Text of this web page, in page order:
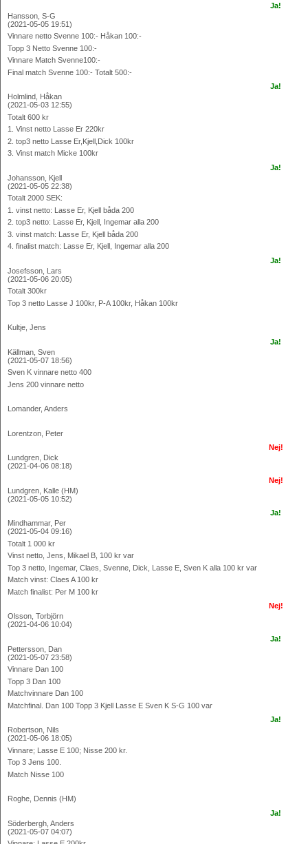
Ja!
Hansson, S-G
(2021-05-05 19:51)
Vinnare netto Svenne 100:- Håkan 100:-
Topp 3 Netto Svenne 100:-
Vinnare Match Svenne100:-
Final match Svenne 100:- Totalt 500:-
Ja!
Holmlind, Håkan
(2021-05-03 12:55)
Totalt 600 kr
1. Vinst netto Lasse Er 220kr
2. top3 netto Lasse Er,Kjell,Dick 100kr
3. Vinst match Micke 100kr
Ja!
Johansson, Kjell
(2021-05-05 22:38)
Totalt 2000 SEK:
1. vinst netto: Lasse Er, Kjell båda 200
2. top3 netto: Lasse Er, Kjell, Ingemar alla 200
3. vinst match: Lasse Er, Kjell båda 200
4. finalist match: Lasse Er, Kjell, Ingemar alla 200
Ja!
Josefsson, Lars
(2021-05-06 20:05)
Totalt 300kr
Top 3 netto Lasse J 100kr, P-A 100kr, Håkan 100kr
Kultje, Jens
Ja!
Källman, Sven
(2021-05-07 18:56)
Sven K vinnare netto 400
Jens 200 vinnare netto
Lomander, Anders
Lorentzon, Peter
Nej!
Lundgren, Dick
(2021-04-06 08:18)
Nej!
Lundgren, Kalle (HM)
(2021-05-05 10:52)
Ja!
Mindhammar, Per
(2021-05-04 09:16)
Totalt 1 000 kr
Vinst netto, Jens, Mikael B, 100 kr var
Top 3 netto, Ingemar, Claes, Svenne, Dick, Lasse E, Sven K alla 100 kr var
Match vinst: Claes A 100 kr
Match finalist: Per M 100 kr
Nej!
Olsson, Torbjörn
(2021-04-06 10:04)
Ja!
Pettersson, Dan
(2021-05-07 23:58)
Vinnare Dan 100
Topp 3 Dan 100
Matchvinnare Dan 100
Matchfinal. Dan 100 Topp 3 Kjell Lasse E Sven K S-G 100 var
Ja!
Robertson, Nils
(2021-05-06 18:05)
Vinnare; Lasse E 100; Nisse 200 kr.
Top 3 Jens 100.
Match Nisse 100
Roghe, Dennis (HM)
Ja!
Söderbergh, Anders
(2021-05-07 04:07)